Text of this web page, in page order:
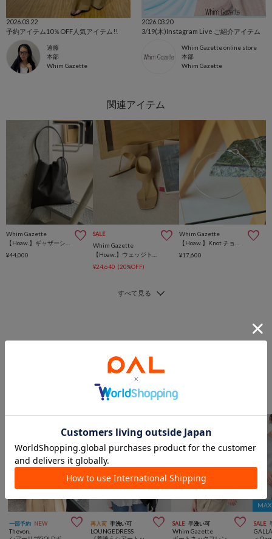
2026.03.22
予約アイテム10％OFF人気アイテム!!
遠藤
本部
Whim Gazette
2026.03.20
3/19(木)Instagram Live ご紹介アイテム
Whim Gazette online store
本部
Whim Gazette
Whim Gazette
¥44,000
SALE
Whim Gazette
¥24,640 (20%OFF)
Whim Gazette
¥17,600
こんなアイテムも見ています
トップスからのおすすめ
一部予約 NEW 
Thevon.
再入荷 手洗い可 
LOUNGEDRESS
SALE 手洗い可 
Whim Gazette
SALE